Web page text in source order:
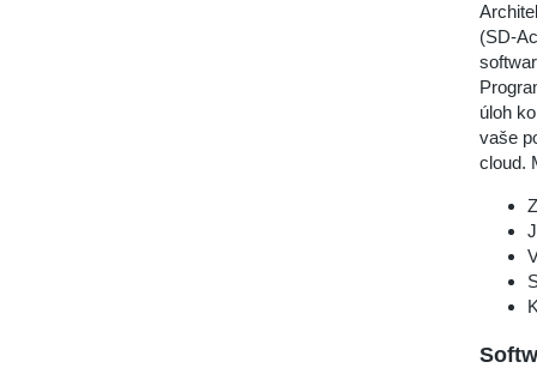
(SD-
úloh
vaše
cloud.